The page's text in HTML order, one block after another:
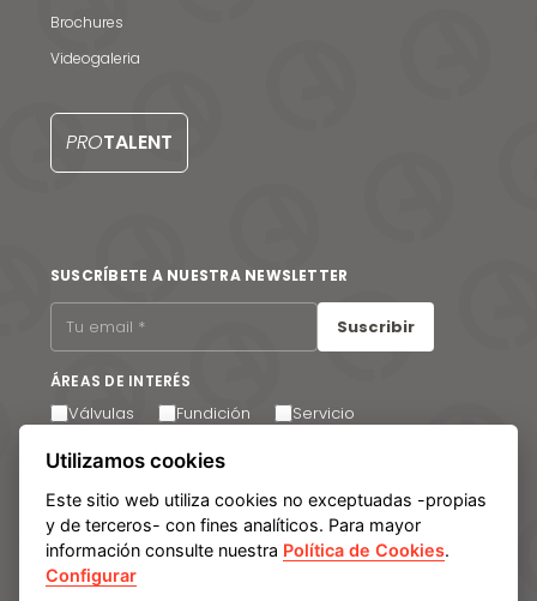
Noticias y medios
Brochures
Videogaleria
PROTALENT
SUSCRÍBETE A NUESTRA NEWSLETTER
Suscribir
ÁREAS DE INTERÉS
Válvulas Fundición Servicio
Acepto recibir comunicaciones por correo electrónico.
través del enlace que encontrará en el pie de página de
nuestros correos electrónicos.
Utilizamos cookies
Este sitio web utiliza cookies no exceptuadas -propias
y de terceros- con fines analíticos. Para mayor
información consulte nuestra Política de Cookies.
Configurar